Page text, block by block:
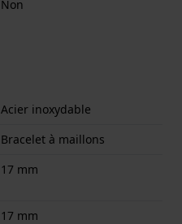
Non
Acier inoxydable
Bracelet à maillons
17 mm
17 mm